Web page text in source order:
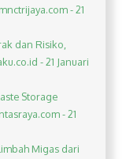
- 21
dan Risiko,
- 21 Januari
Storage
- 21
Migas dari